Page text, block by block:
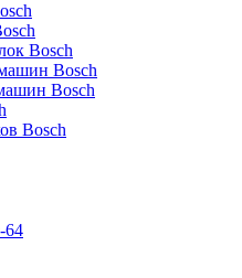
Bosch
Bosch
Bosch
Bosch
64